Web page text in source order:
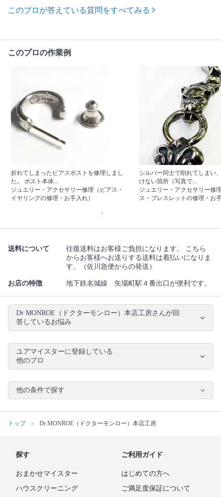
このプロが答えている質問をすべてみる
このプロの作業例
折れてしまったピアスポストを修理しまし
た。 ポスト本体...
ジュエリー・アクセサリー修理（ピアス・
イヤリングの修理・お手入れ）
シルバー同士で削れてしまい
けない箇所（写真で...
ジュエリー・アクセサリー修
ス・ブレスレットの修理・お
送料について
往復送料はお客様ご負担になります。 こちら
からお客様へお送りする送料は着払いになりま
す。（佐川急便からの発送）
お店の特徴 地下鉄名城線 矢場町駅４番出口が便利です。
Dr MONROE（ドクターモンロー）本店工房さんが回
答しているお悩み
ユアマイスターに登録している
他のプロ
他の条件で探す
トップ Dr MONROE（ドクターモンロー）本店工房
探す
おまかせマイスター
ハウスクリーニング
ご利用ガイド
はじめての方へ
ご満足度保証について